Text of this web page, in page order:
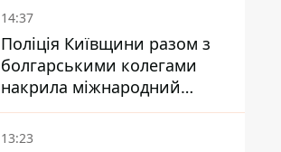
14:37
Поліція Київщини разом з
болгарськими колегами
накрила міжнародний
наркосиндикат
13:23